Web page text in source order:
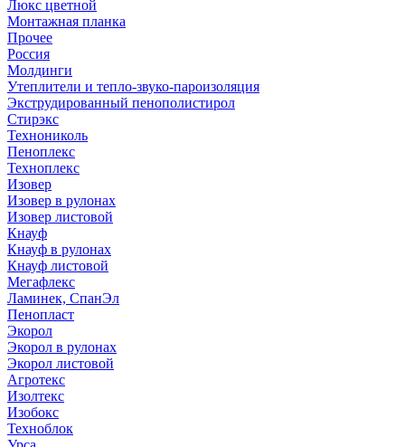
Люкс цветной
Монтажная планка
Прочее
Россия
Молдинги
Утеплители и тепло-звуко-пароизоляция
Экструдированный пенополистирол
Стирэкс
Технониколь
Пеноплекс
Техноплекс
Изовер
Изовер в рулонах
Изовер листовой
Кнауф
Кнауф в рулонах
Кнауф листовой
Мегафлекс
Ламинек, СпанЭл
Пенопласт
Экорол
Экорол в рулонах
Экорол листовой
Агротекс
Изолтекс
Изобокс
Техноблок